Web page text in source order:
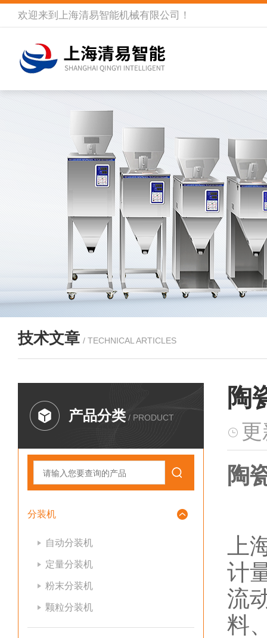
欢迎来到 上海清易智能机械有限公司 ！
技术文章 / TECHNICAL ARTICLES
产品分类 / PRODUCT
分装机
自动分装机
定量分装机
粉末分装机
颗粒分装机
陶
陶
上
计
流
料